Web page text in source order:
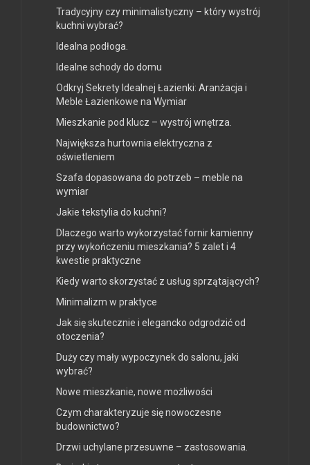
Tradycyjny czy minimalistyczny – który wystrój
kuchni wybrać?
Idealna podłoga.
Idealne schody do domu
Odkryj Sekrety Idealnej Łazienki: Aranżacja i
Meble Łazienkowe na Wymiar
Mieszkanie pod klucz – wystrój wnętrza.
Największa hurtownia elektryczna z
oświetleniem
Szafa dopasowana do potrzeb – meble na
wymiar
Jakie tekstylia do kuchni?
Dlaczego warto wykorzystać fornir kamienny
przy wykończeniu mieszkania? 5 zalet i 4
kwestie praktyczne
Kiedy warto skorzystać z usług sprzątających?
Minimalizm w praktyce
Jak się skutecznie i elegancko odgrodzić od
otoczenia?
Duży czy mały wypoczynek do salonu, jaki
wybrać?
Nowe mieszkanie, nowe możliwości
Czym charakteryzuje się nowoczesne
budownictwo?
Drzwi uchylane przesuwne – zastosowania.